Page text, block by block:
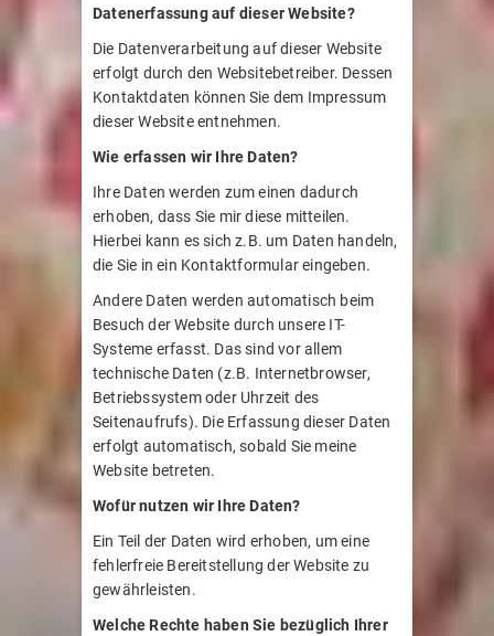
Datenerfassung auf dieser Website?
Die Datenverarbeitung auf dieser Website
erfolgt durch den Websitebetreiber. Dessen
Kontaktdaten können Sie dem Impressum
dieser Website entnehmen.
Wie erfassen wir Ihre Daten?
Ihre Daten werden zum einen dadurch
erhoben, dass Sie mir diese mitteilen.
Hierbei kann es sich z.B. um Daten handeln,
die Sie in ein Kontaktformular eingeben.
Andere Daten werden automatisch beim
Besuch der Website durch unsere IT-
Systeme erfasst. Das sind vor allem
technische Daten (z.B. Internetbrowser,
Betriebssystem oder Uhrzeit des
Seitenaufrufs). Die Erfassung dieser Daten
erfolgt automatisch, sobald Sie meine
Website betreten.
Wofür nutzen wir Ihre Daten?
Ein Teil der Daten wird erhoben, um eine
fehlerfreie Bereitstellung der Website zu
gewährleisten.
Welche Rechte haben Sie bezüglich Ihrer